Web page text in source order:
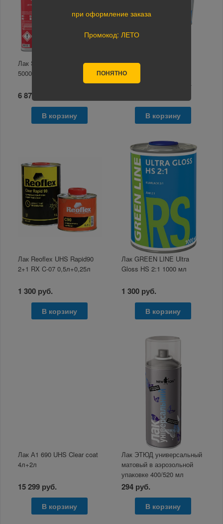
Лак SOLID Classic Clear 2K
5000+2500мл
6 876 руб.
В корзину
U-POL Лак HS S2091
Performance 2:1
высокоглянц. 1л.+0,5л.
В корзину
Лак Reoflex UHS Rapid90
2+1 RX C-07 0,5л+0,25л
1 300 руб.
В корзину
Лак GREEN LINE Ultra
Gloss HS 2:1 1000 мл
1 300 руб.
В корзину
Лак А1 690 UHS Clear coat
4л+2л
15 299 руб.
В корзину
Лак ЭТЮД универсальный
матовый в аэрозольной
упаковке 400/520 мл
294 руб.
В корзину
при оформление заказа
Промокод: ЛЕТО
ПОНЯТНО